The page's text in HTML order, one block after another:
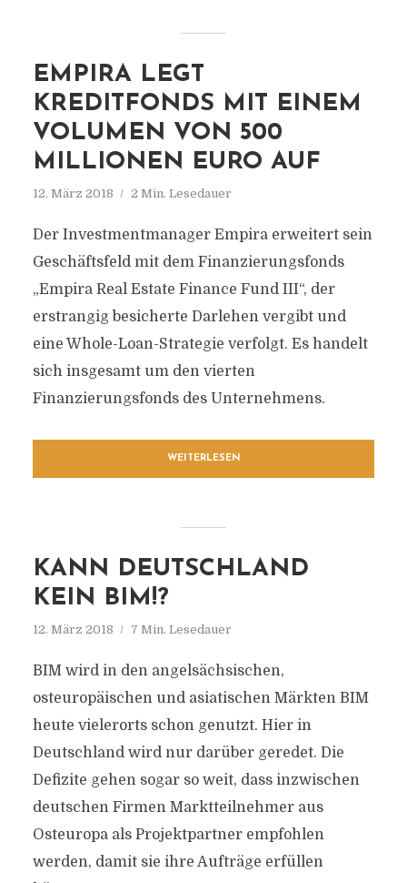
EMPIRA LEGT
KREDITFONDS MIT EINEM
VOLUMEN VON 500
MILLIONEN EURO AUF
12. März 2018 2 Min. Lesedauer
Der Investmentmanager Empira erweitert sein
Geschäftsfeld mit dem Finanzierungsfonds
„Empira Real Estate Finance Fund III“, der
erstrangig besicherte Darlehen vergibt und
eine Whole-Loan-Strategie verfolgt. Es handelt
sich insgesamt um den vierten
Finanzierungsfonds des Unternehmens.
WEITERLESEN
KANN DEUTSCHLAND
KEIN BIM!?
12. März 2018 7 Min. Lesedauer
BIM wird in den angelsächsischen,
osteuropäischen und asiatischen Märkten BIM
heute vielerorts schon genutzt. Hier in
Deutschland wird nur darüber geredet. Die
Defizite gehen sogar so weit, dass inzwischen
deutschen Firmen Marktteilnehmer aus
Osteuropa als Projektpartner empfohlen
werden, damit sie ihre Aufträge erfüllen